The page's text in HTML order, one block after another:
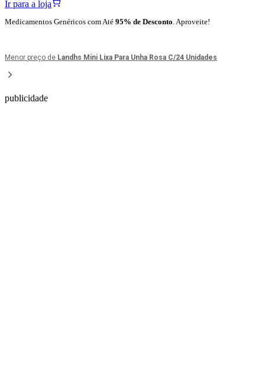
Ir para a loja
Medicamentos Genéricos com Até 95% de Desconto. Aproveite!
Menor preço de Landhs Mini Lixa Para Unha Rosa C/24 Unidades
publicidade